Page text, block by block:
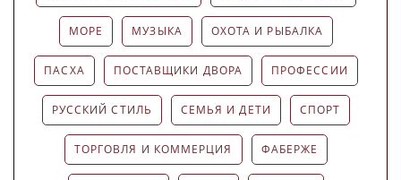
МОРЕ МУЗЫКА ОХОТА И РЫБАЛКА
ПАСХА ПОСТАВЩИКИ ДВОРА ПРОФЕССИИ
РУССКИЙ СТИЛЬ СЕМЬЯ И ДЕТИ СПОРТ
ТОРГОВЛЯ И КОММЕРЦИЯ ФАБЕРЖЕ